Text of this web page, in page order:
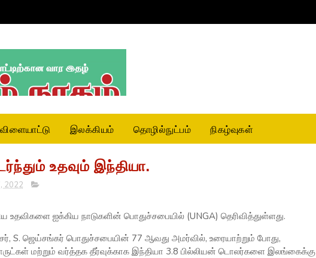
விளையாட்டு இலக்கியம் தொழில்நுட்பம் நிகழ்வுகள்
உதவும் இந்தியா.
2022
ஐக்கிய நாடுகளின் பொதுச்சபையில் (UNGA) தெரிவித்துள்ளது.
S. ஜெய்சங்கர் பொதுச்சபையின் 77 ஆவது அமர்வில், உரையாற்றும் போது,
மற்றும் வர்த்தக தீர்வுக்காக இந்தியா 3.8 பில்லியன் டொலர்களை இலங்கைக்கு